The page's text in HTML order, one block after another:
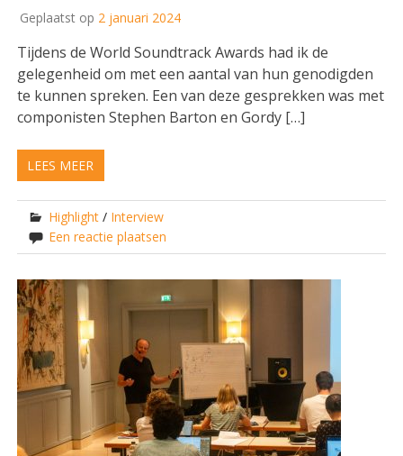
Geplaatst op 2 januari 2024
Tijdens de World Soundtrack Awards had ik de
gelegenheid om met een aantal van hun genodigden
te kunnen spreken. Een van deze gesprekken was met
componisten Stephen Barton en Gordy […]
LEES MEER
Highlight / Interview
Een reactie plaatsen